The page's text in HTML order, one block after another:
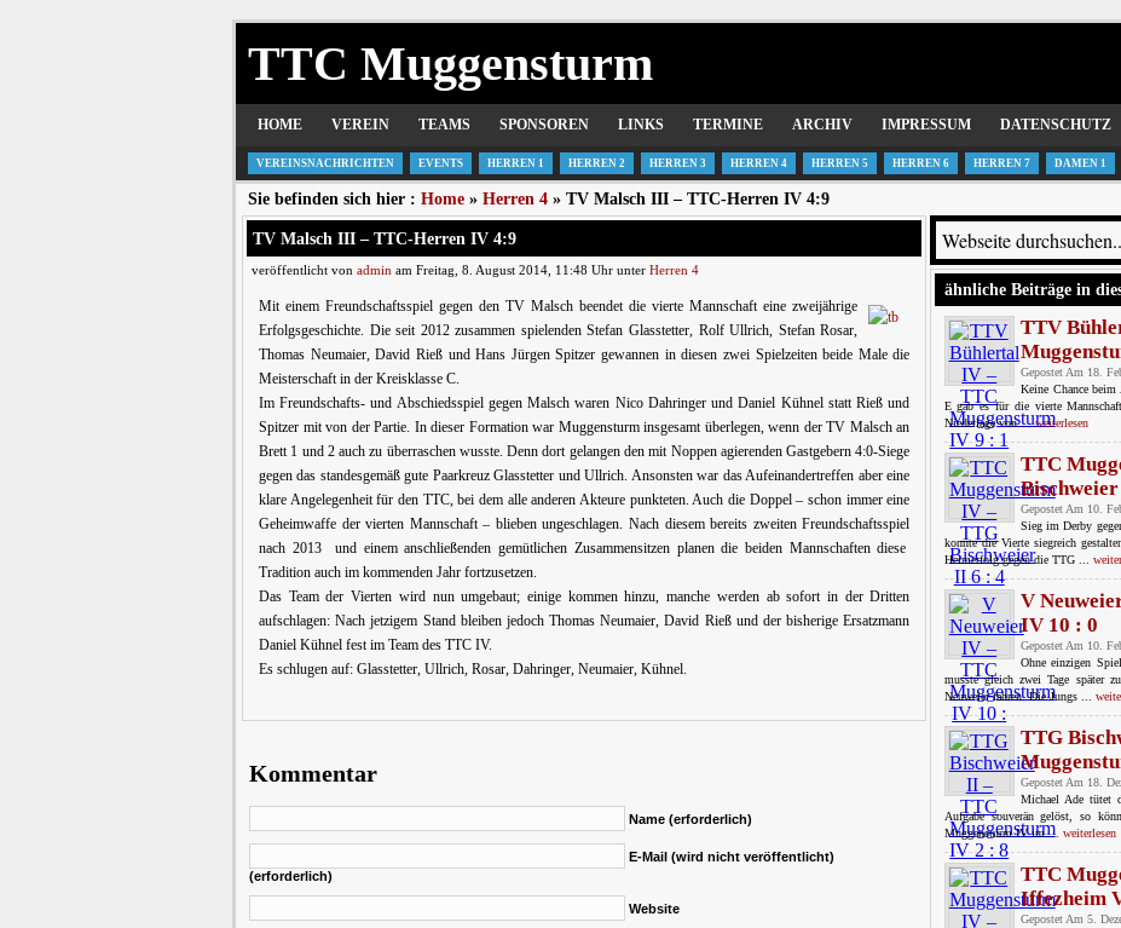
TTC Muggensturm
HOME VEREIN TEAMS SPONSOREN LINKS TERMINE ARCHIV IMPRESSUM DATENSCHUTZ
VEREINSNACHRICHTEN EVENTS HERREN 1 HERREN 2 HERREN 3 HERREN 4 HERREN 5 HERREN 6 HERREN 7 DAMEN 1
Sie befinden sich hier : Home » Herren 4 » TV Malsch III – TTC-Herren IV 4:9
TV Malsch III – TTC-Herren IV 4:9
veröffentlicht von admin am Freitag, 8. August 2014, 11:48 Uhr unter Herren 4
Mit einem Freundschaftsspiel gegen den TV Malsch beendet die vierte Mannschaft eine zweijährige
Erfolgsgeschichte. Die seit 2012 zusammen spielenden Stefan Glasstetter, Rolf Ullrich, Stefan Rosar,
Thomas Neumaier, David Rieß und Hans Jürgen Spitzer gewannen in diesen zwei Spielzeiten beide Male die
Meisterschaft in der Kreisklasse C.
Im Freundschafts- und Abschiedsspiel gegen Malsch waren Nico Dahringer und Daniel Kühnel statt Rieß und
Spitzer mit von der Partie. In dieser Formation war Muggensturm insgesamt überlegen, wenn der TV Malsch an
Brett 1 und 2 auch zu überraschen wusste. Denn dort gelangen den mit Noppen agierenden Gastgebern 4:0-Siege
gegen das standesgemäß gute Paarkreuz Glasstetter und Ullrich. Ansonsten war das Aufeinandertreffen aber eine
klare Angelegenheit für den TTC, bei dem alle anderen Akteure punkteten. Auch die Doppel – schon immer eine
Geheimwaffe der vierten Mannschaft – blieben ungeschlagen. Nach diesem bereits zweiten Freundschaftsspiel
nach 2013 und einem anschließenden gemütlichen Zusammensitzen planen die beiden Mannschaften diese
Tradition auch im kommenden Jahr fortzusetzen.
Das Team der Vierten wird nun umgebaut; einige kommen hinzu, manche werden ab sofort in der Dritten
aufschlagen: Nach jetzigem Stand bleiben jedoch Thomas Neumaier, David Rieß und der bisherige Ersatzmann
Daniel Kühnel fest im Team des TTC IV.
Es schlugen auf: Glasstetter, Ullrich, Rosar, Dahringer, Neumaier, Kühnel.
Kommentar
Name (erforderlich)
E-Mail (wird nicht veröffentlicht)
(erforderlich)
Website
ähnliche Beiträge in
TTV
Gepostet Am 18.
Keine Chance
E gab es für die vierte
Niederlage von ...weiterlesen
TTC
Gepostet Am 10.
Sieg im Derby
konnte die Vierte siegreich
Heimerfolg gegen die TTG ...
V
IV 10 : 0
Gepostet Am 10.
Ohne einzigen
musste gleich zwei Tage später
Neuweier fahren. Die Jungs ...
TTG
Gepostet Am 18.
Michael Ade tütet
Aufgabe souverän gelöst, so
Muggensturm IV im ... weiterlesen
TTC
Iffezheim
Gepostet Am 5.